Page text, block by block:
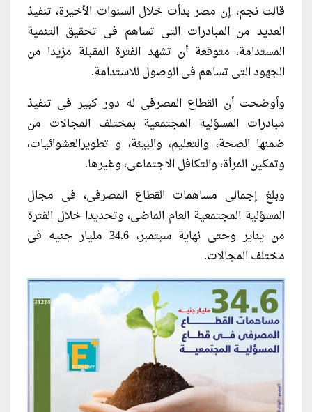
قالت نجم، إن مصر بدأت خلال السنوات الأخيرة، تنفيذ
العديد من المبادرات التى تساهم فى تحقيق التنمية
المستدامة، متوقعة أن تشهد الفترة المقبلة مزيدا من
الجهود التى تساهم فى الوصول للاستدامة.
وأوضحت أن القطاع المصرفى له دور كبير فى تنفيذ
مبادرات المسؤلية المجتمعية بمختلف المجالات من
ضمنها الصحة، والتعليم، والبيئة، و تطويرالعشوائيات،
وتمكين المرأة، والتكافل الاجتماعى، وغيرها.
وبلغ إجمالى مساهمات القطاع المصرفى، فى مجال
المسؤلية المجتمعية العام الماضى، وتحديدا خلال الفترة
من يناير وحتى نهاية سبتمبر، 34.6 مليار جنيه فى
مختلف المجالات.